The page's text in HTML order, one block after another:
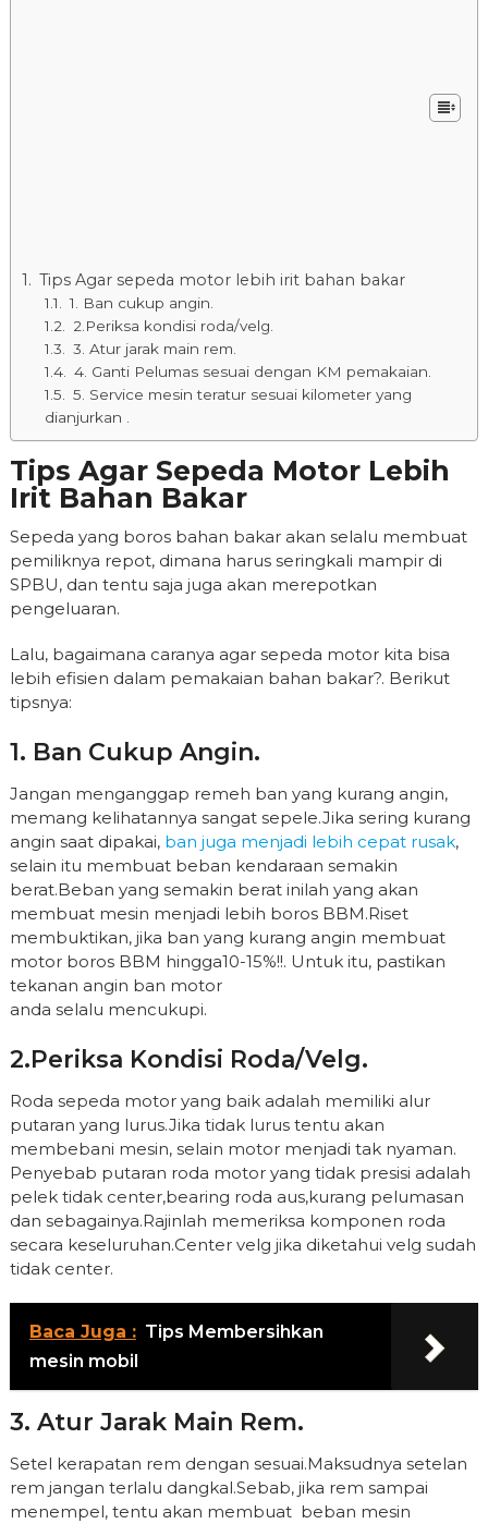
Tips Agar sepeda motor lebih irit bahan bakar
1. Ban cukup angin.
2.Periksa kondisi roda/velg.
3. Atur jarak main rem.
4. Ganti Pelumas sesuai dengan KM pemakaian.
5. Service mesin teratur sesuai kilometer yang
dianjurkan .
Tips Agar Sepeda Motor Lebih
Irit Bahan Bakar
Sepeda yang boros bahan bakar akan selalu membuat
pemiliknya repot, dimana harus seringkali mampir di
SPBU, dan tentu saja juga akan merepotkan
pengeluaran.
Lalu, bagaimana caranya agar sepeda motor kita bisa
lebih efisien dalam pemakaian bahan bakar?. Berikut
tipsnya:
1. Ban Cukup Angin.
Jangan menganggap remeh ban yang kurang angin,
memang kelihatannya sangat sepele.Jika sering kurang
angin saat dipakai, ban juga menjadi lebih cepat rusak,
selain itu membuat beban kendaraan semakin
berat.Beban yang semakin berat inilah yang akan
membuat mesin menjadi lebih boros BBM.Riset
membuktikan, jika ban yang kurang angin membuat
motor boros BBM hingga10-15%!!. Untuk itu, pastikan
tekanan angin ban motor
anda selalu mencukupi.
2.Periksa Kondisi Roda/velg.
Roda sepeda motor yang baik adalah memiliki alur
putaran yang lurus.Jika tidak lurus tentu akan
membebani mesin, selain motor menjadi tak nyaman.
Penyebab putaran roda motor yang tidak presisi adalah
pelek tidak center,bearing roda aus,kurang pelumasan
dan sebagainya.Rajinlah memeriksa komponen roda
secara keseluruhan.Center velg jika diketahui velg sudah
tidak center.
Baca Juga : Tips Membersihkan
mesin mobil
3. Atur Jarak Main Rem.
Setel kerapatan rem dengan sesuai.Maksudnya setelan
rem jangan terlalu dangkal.Sebab, jika rem sampai
menempel, tentu akan membuat beban mesin